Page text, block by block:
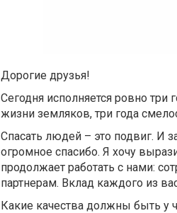
Дорогие друзья!
Сегодня исполняется ровно три
жизни земляков, три года
Спасать людей – это подвиг. И
огромное спасибо. Я хочу
продолжает работать с нами:
партнерам. Вклад каждого из
Какие качества должны быть у